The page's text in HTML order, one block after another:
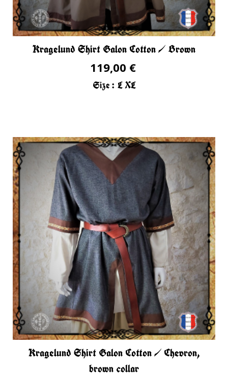
Kragelund Shirt Galon Cotton / Brown
119,00 €
Size : LXL
Kragelund Shirt Galon Cotton / Chevron,
brown collar